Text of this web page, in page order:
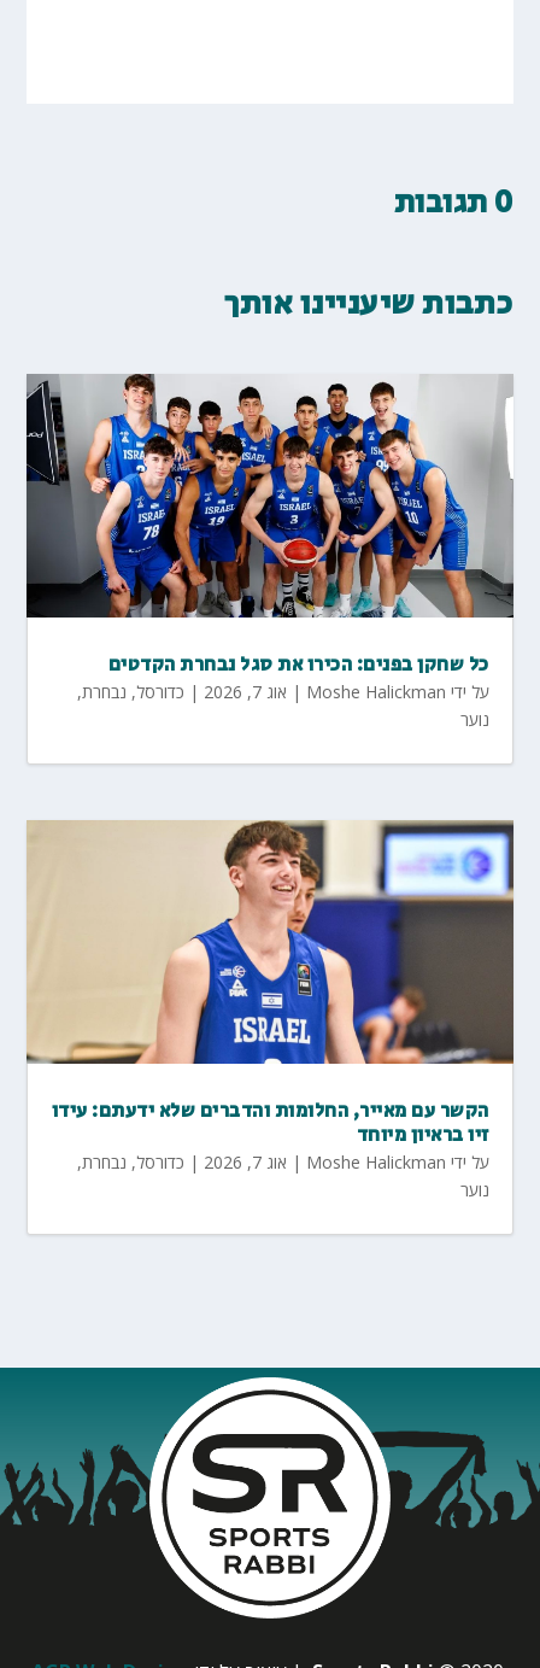
0 תגובות
כתבות שיעניינו אותך
כל שחקן בפנים: הכירו את סגל נבחרת הקדטים
על ידי Moshe Halickman
| אוג 7, 2026 | כדורסל, נבחרת,
נוער
הקשר עם מאייר, החלומות והדברים שלא ידעתם: עידו
זיו בראיון מיוחד
על ידי Moshe Halickman
| אוג 7, 2026 | כדורסל, נבחרת,
נוער